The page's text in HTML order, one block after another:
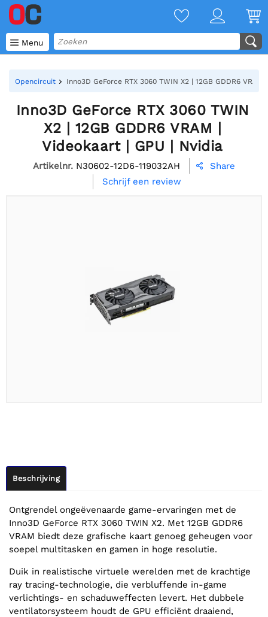
 Menu
Opencircuit Inno3D GeForce RTX 3060 TWIN X2 | 12GB GDDR6
Inno3D GeForce RTX 3060 TWIN
X2 | 12GB GDDR6 VRAM |
Videokaart | GPU | Nvidia
Artikelnr. N30602-12D6-119032AH 
Share
Schrijf een review
Beschrijving
Ontgrendel ongeëvenaarde game-ervaringen met de
Inno3D GeForce RTX 3060 TWIN X2. Met 12GB GDDR6
VRAM biedt deze grafische kaart genoeg geheugen voor
soepel multitasken en gamen in hoge resolutie.
Duik in realistische virtuele werelden met de krachtige
ray tracing-technologie, die verbluffende in-game
verlichtings- en schaduweffecten levert. Het dubbele
ventilatorsysteem houdt de GPU efficiënt draaiend,